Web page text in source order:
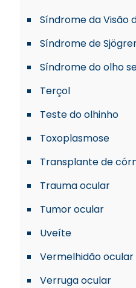
Síndrome da Visão
Síndrome de
Síndrome do olho
Terçol
Teste do olhinho
Toxoplasmose
Transplante de
Trauma ocular
Tumor ocular
Uveíte
Vermelhidão ocular
Verruga ocular